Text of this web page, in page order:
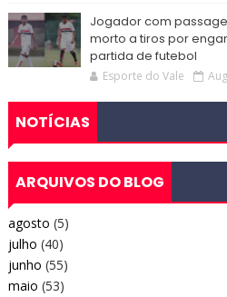
Jogador com
morto a tiros por
partida de futebol
Esporte do Vale
NOTÍCIAS
ARQUIVOS DO BLOG
agosto (5)
julho (40)
junho (55)
maio (53)